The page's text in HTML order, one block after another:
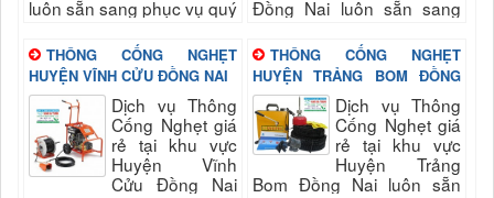
luôn sẵn sang phục vụ quý
uy tín, chất lượng hài long
quý...
Đồng Nai luôn sẵn sang
và đảm bảo uy tín, chất
lượng hài long quý...
THÔNG CỐNG NGHẸT
HUYỆN VĨNH CỬU ĐỒNG NAI
Dịch vụ Thông
Cống Nghẹt giá
rẻ tại khu vực
Huyện Vĩnh
Cửu Đồng Nai
THÔNG CỐNG NGHẸT
HUYỆN TRẢNG BOM ĐỒNG
NAI
Dịch vụ Thông
Cống Nghẹt giá
rẻ tại khu vực
Huyện Trảng
Bom Đồng Nai luôn sẵn